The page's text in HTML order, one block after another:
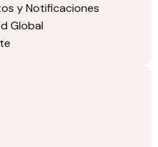
y Notificaciones
Global